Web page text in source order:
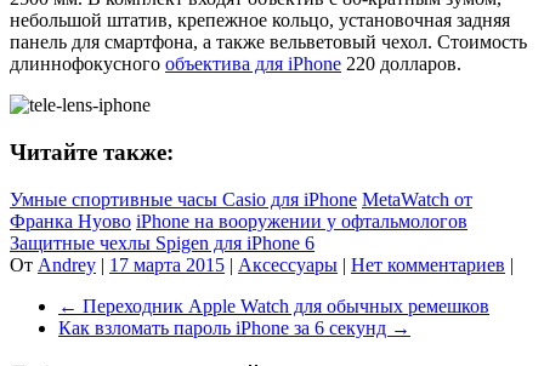
небольшой штатив, крепежное кольцо, установочная задняя
панель для смартфона, а также вельветовый чехол. Стоимость
длиннофокусного объектива для iPhone 220 долларов.
Читайте также:
Умные спортивные часы Casio для iPhone MetaWatch от
Франка Нуово iPhone на вооружении у офтальмологов
Защитные чехлы Spigen для iPhone 6
От Andrey | 17 марта 2015 | Аксессуары | Нет комментариев |
← Переходник Apple Watch для обычных ремешков
Как взломать пароль iPhone за 6 секунд →